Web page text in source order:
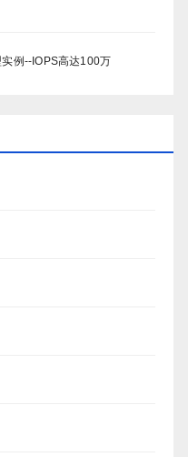
例--IOPS高达100万